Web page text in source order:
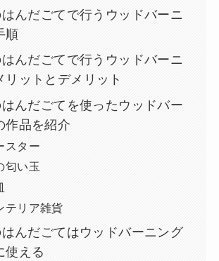
んだごてで行うウッドバーニ
順
んだごてで行うウッドバーニ
リットとデメリット
んだごてを使ったウッドバー
作品を紹介
スター
匂い玉
テリア雑貨
んだごてはウッドバーニング
使える